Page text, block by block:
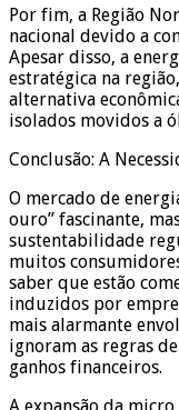
Por fim, a Região
nacional devido a
Apesar disso, a
estratégica na
alternativa
isolados movidos a
Conclusão: A
O mercado de
ouro” fascinante,
sustentabilidade
muitos
saber que estão
induzidos por
mais alarmante
ignoram as regras
ganhos financeiros.
A expansão da